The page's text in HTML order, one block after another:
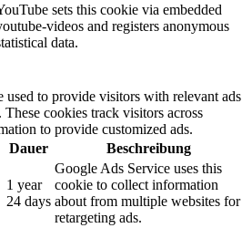
sets this cookie via embedded
videos and registers anonymous
data.
used to provide visitors with relevant ads
cookies track visitors across
to provide customized ads.
Dauer Beschreibung
1 year
24 days
Google Ads Service uses this
cookie to collect information
about from multiple websites for
retargeting ads.